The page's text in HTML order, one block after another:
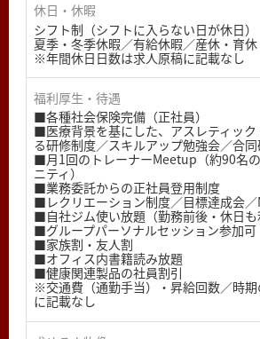
休日・休暇
シフト制（シフトに入らない日が休日）
夏季・冬季休暇／有給休暇／産休・育休
※年間休日日数は求人原稿に記載なし
福利厚生・待遇
■各種社会保険完備（正社員）
■医療背景を基にした、アスレティック
る研修制度／スキルアップ勉強会／合
■月1回のトレーナーMeetup（約90名
ニティ）
■業務委託からの正社員登用制度
■レクリエーション制度／目標達成会／
■自社ジム使い放題（勤務前後・休日も
■グループパーソナルセッション参加可
■家族割・友人割
■オフィス内書籍読み放題
■健康関連製品の社員割引
※交通費（通勤手当）・昇給回数／時
に記載なし